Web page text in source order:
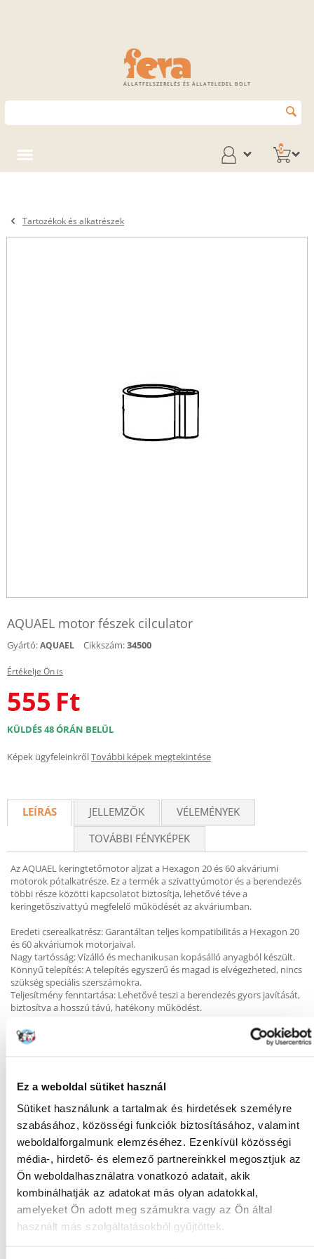
Ez a weboldal sütiket használ
Sütiket használunk a tartalmak és hirdetések személyre
szabásához, közösségi funkciók biztosításához, valamint
weboldalforgalmunk elemzéséhez. Ezenkívül közösségi
média-, hirdető- és elemező partnereinkkel megosztjuk az
Ön weboldalhasználatra vonatkozó adatait, akik
kombinálhatják az adatokat más olyan adatokkal,
amelyeket Ön adott meg számukra vagy az Ön által
használt más szolgáltatásokból gyűjtöttek.
ÁLLATFELSZERELÉS ÉS ÁLLATELEDEL BOLT
0
Tartozékok és alkatrészek
AQUAEL motor fészek cilculator
Gyártó:AQUAEL Cikkszám:34500
Értékelje Ön is
555 Ft
KÜLDÉS 48 ÓRÁN BELÜL
Képek ügyfeleinkrőlTovábbi képek megtekintése
LEÍRÁS JELLEMZŐK
VÉLEMÉNYEK
TOVÁBBI FÉNYKÉPEK
Az AQUAEL keringtetőmotor aljzat a Hexagon 20 és 60 akváriumi
motorok pótalkatrésze. Ez a termék a szivattyúmotor és a berendezés
többi része közötti kapcsolatot biztosítja, lehetővé téve a
keringetőszivattyú megfelelő működését az akváriumban.
Eredeti cserealkatrész: Garantáltan teljes kompatibilitás a Hexagon 20
és 60 akváriumok motorjaival.
Nagy tartósság: Vízálló és mechanikusan kopásálló anyagból készült.
Könnyű telepítés: A telepítés egyszerű és magad is elvégezheted, nincs
szükség speciális szerszámokra.
Teljesítmény fenntartása: Lehetővé teszi a berendezés gyors javítását,
biztosítva a hosszú távú, hatékony működést.
Gyakori Kérdések (GYIK)
FAJTA: Egyéb
Tulajdonságok